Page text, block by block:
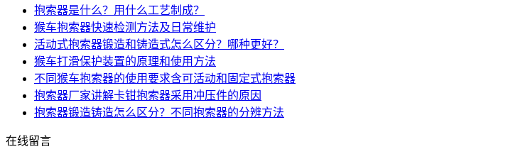
抱索器是什么？用什么工艺制成？
猴车抱索器快速检测方法及日常维护
活动式抱索器锻造和铸造式怎么区分？哪种更好？
猴车打滑保护装置的原理和使用方法
不同猴车抱索器的使用要求含可活动和固定式抱索器
抱索器厂家讲解卡钳抱索器采用冲压件的原因
抱索器锻造铸造怎么区分？不同抱索器的分辨方法
在线留言